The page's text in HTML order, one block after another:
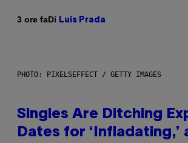
3 ore faDi Luis Prada
PHOTO: PIXELSEFFECT / GETTY IMAGES
Singles Are Ditching
Dates for ‘Infladating,’